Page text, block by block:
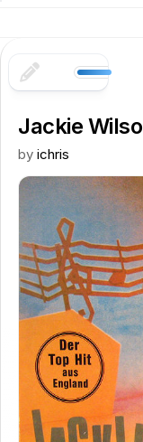
content
Jackie
by ichris